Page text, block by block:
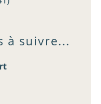
à suivre...